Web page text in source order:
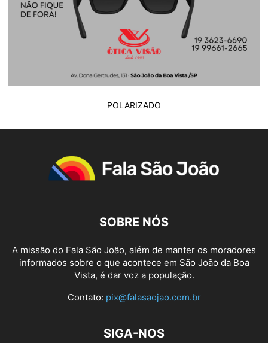
POLARIZADO
SOBRE NÓS
A missão do Fala São João, além de manter os moradores
informados sobre o que acontece em São João da Boa
Vista, é dar voz a população.
Contato: pix@falasaojao.com.br
SIGA-NOS